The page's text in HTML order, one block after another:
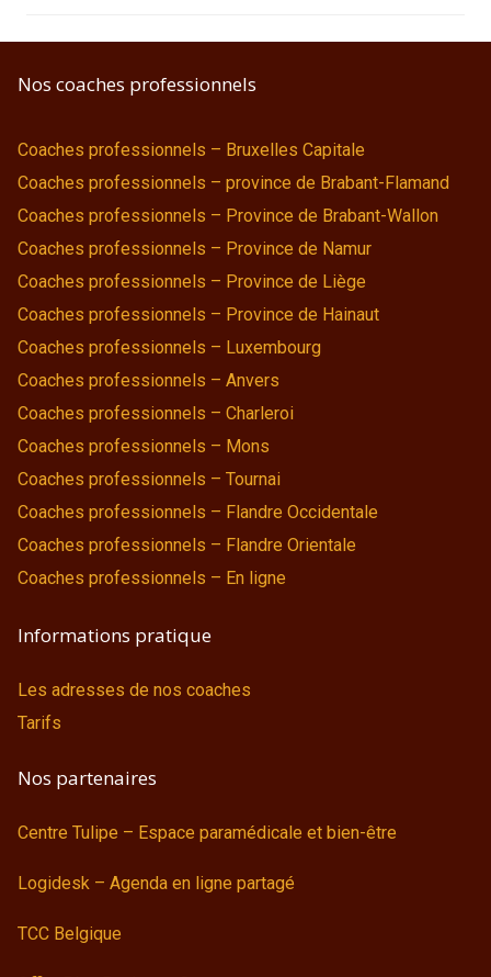
Nos coaches professionnels
Coaches professionnels – Bruxelles Capitale
Coaches professionnels – province de Brabant-Flamand
Coaches professionnels – Province de Brabant-Wallon
Coaches professionnels – Province de Namur
Coaches professionnels – Province de Liège
Coaches professionnels – Province de Hainaut
Coaches professionnels – Luxembourg
Coaches professionnels – Anvers
Coaches professionnels – Charleroi
Coaches professionnels – Mons
Coaches professionnels – Tournai
Coaches professionnels – Flandre Occidentale
Coaches professionnels – Flandre Orientale
Coaches professionnels – En ligne
Informations pratique
Les adresses de nos coaches
Tarifs
Nos partenaires
Centre Tulipe – Espace paramédicale et bien-être
Logidesk – Agenda en ligne partagé
TCC Belgique